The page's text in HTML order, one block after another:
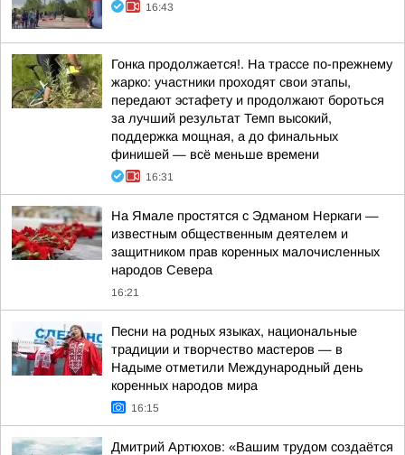
16:43
Гонка продолжается!. На трассе по-прежнему
жарко: участники проходят свои этапы,
передают эстафету и продолжают бороться
за лучший результат Темп высокий,
поддержка мощная, а до финальных
финишей — всё меньше времени
16:31
На Ямале простятся с Эдманом Неркаги —
известным общественным деятелем и
защитником прав коренных малочисленных
народов Севера
16:21
Песни на родных языках, национальные
традиции и творчество мастеров — в
Надыме отметили Международный день
коренных народов мира
16:15
Дмитрий Артюхов: «Вашим трудом создаётся